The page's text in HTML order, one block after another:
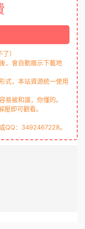
）
，會自動展示下載地
式，本站資源統一使用
被和諧，你懂的。
即可觀看。
QQ：3492467228。